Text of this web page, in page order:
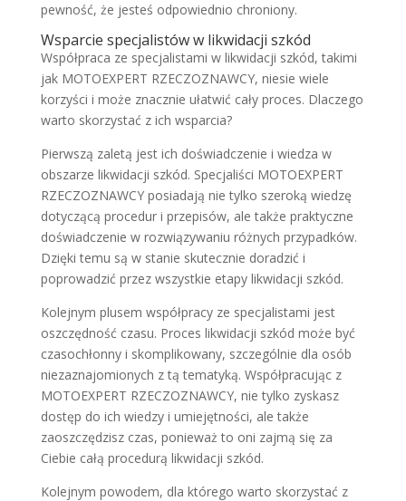
pewność, że jesteś odpowiednio chroniony.
Wsparcie specjalistów w likwidacji szkód
Współpraca ze specjalistami w likwidacji szkód, takimi
jak MOTOEXPERT RZECZOZNAWCY, niesie wiele
korzyści i może znacznie ułatwić cały proces. Dlaczego
warto skorzystać z ich wsparcia?
Pierwszą zaletą jest ich doświadczenie i wiedza w
obszarze likwidacji szkód. Specjaliści MOTOEXPERT
RZECZOZNAWCY posiadają nie tylko szeroką wiedzę
dotyczącą procedur i przepisów, ale także praktyczne
doświadczenie w rozwiązywaniu różnych przypadków.
Dzięki temu są w stanie skutecznie doradzić i
poprowadzić przez wszystkie etapy likwidacji szkód.
Kolejnym plusem współpracy ze specjalistami jest
oszczędność czasu. Proces likwidacji szkód może być
czasochłonny i skomplikowany, szczególnie dla osób
niezaznajomionych z tą tematyką. Współpracując z
MOTOEXPERT RZECZOZNAWCY, nie tylko zyskasz
dostęp do ich wiedzy i umiejętności, ale także
zaoszczędzisz czas, ponieważ to oni zajmą się za
Ciebie całą procedurą likwidacji szkód.
Kolejnym powodem, dla którego warto skorzystać z